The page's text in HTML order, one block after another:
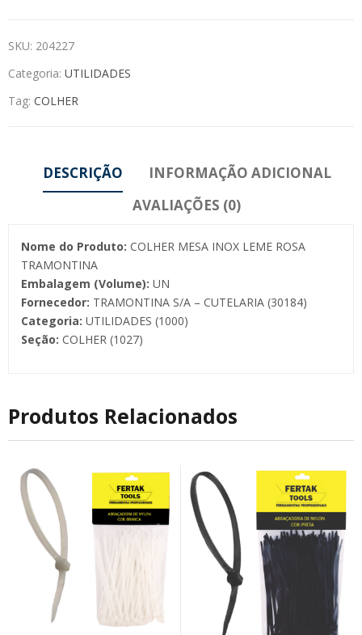
SKU: 204227
Categoria: UTILIDADES
Tag: COLHER
DESCRIÇÃO
INFORMAÇÃO ADICIONAL
AVALIAÇÕES (0)
Nome do Produto: COLHER MESA INOX LEME ROSA
TRAMONTINA
Embalagem (Volume): UN
Fornecedor: TRAMONTINA S/A – CUTELARIA (30184)
Categoria: UTILIDADES (1000)
Seção: COLHER (1027)
Produtos Relacionados